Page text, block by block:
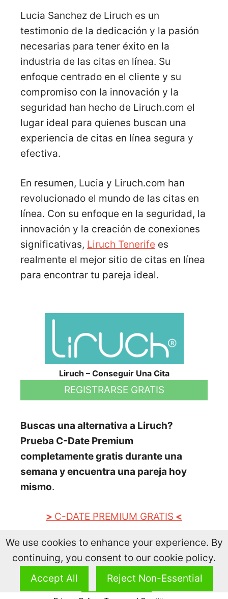
Lucia Sanchez de Liruch es un
testimonio de la dedicación y la pasión
necesarias para tener éxito en la
industria de las citas en línea. Su
enfoque centrado en el cliente y su
compromiso con la innovación y la
seguridad han hecho de Liruch.com el
lugar ideal para quienes buscan una
experiencia de citas en línea segura y
efectiva.
En resumen, Lucia y Liruch.com han
revolucionado el mundo de las citas en
línea. Con su enfoque en la seguridad, la
innovación y la creación de conexiones
significativas, Liruch Tenerife es
realmente el mejor sitio de citas en línea
para encontrar tu pareja ideal.
Liruch – Conseguir Una Cita
REGISTRARSE GRATIS
Buscas una alternativa a Liruch?
Prueba C-Date Premium
completamente gratis durante una
semana y encuentra una pareja hoy
mismo.
> C-DATE PREMIUM GRATIS <
Salsacita.com |Mapa del Sitio
We use cookies to enhance your experience. By
continuing, you consent to our cookie policy.
Accept All
Reject Non-Essential